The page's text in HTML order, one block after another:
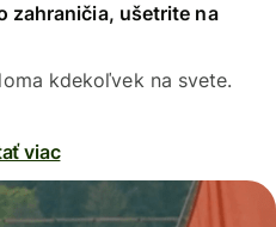
zahraničia, ušetrite na
kdekoľvek na svete.
viac